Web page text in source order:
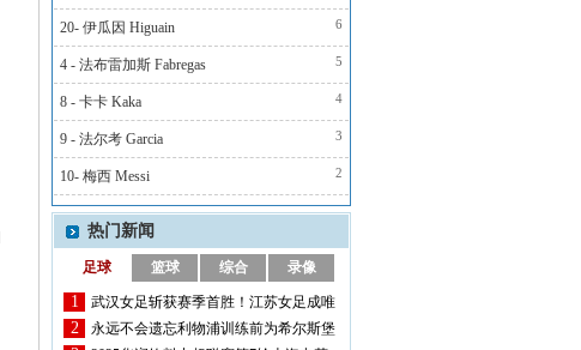
6
20- 伊瓜因 Higuain
5
4 - 法布雷加斯 Fabregas
4
8 - 卡卡 Kaka
3
9 - 法尔考 Garcia
2
10- 梅西 Messi
热门新闻
足球 篮球 综合 录像
1
武汉女足斩获赛季首胜！江苏女足成唯
一不败的...
2
永远不会遗忘利物浦训练前为希尔斯堡